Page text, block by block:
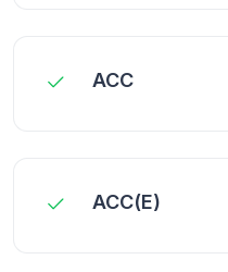
ACC
ACC(E)